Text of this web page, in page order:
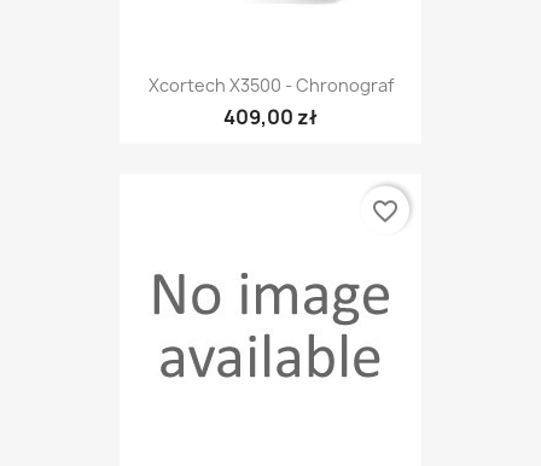
Xcortech X3500 - Chronograf
409,00 zł
favorite_border